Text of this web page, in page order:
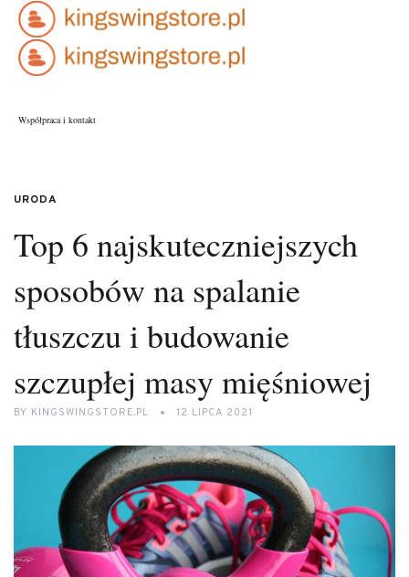
Współpraca i kontakt
URODA
Top 6 najskuteczniejszych
sposobów na spalanie
tłuszczu i budowanie
szczupłej masy mięśniowej
BY KINGSWINGSTORE.PL 12 LIPCA 2021